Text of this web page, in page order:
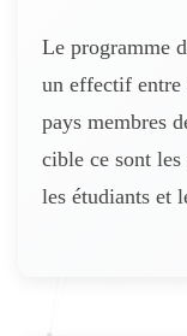
Le programme
un effectif entre
pays membres
cible ce sont
les étudiants et